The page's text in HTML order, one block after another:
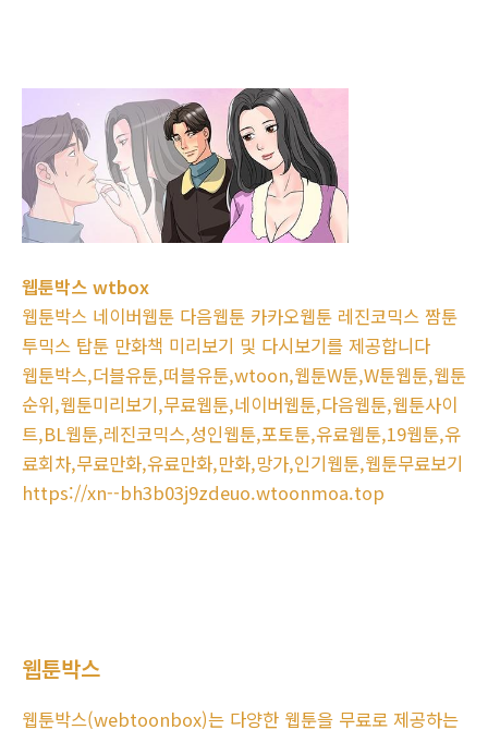
웹툰박스 wtbox
웹툰박스 네이버웹툰 다음웹툰 카카오웹툰 레진코믹스 짬툰
투믹스 탑툰 만화책 미리보기 및 다시보기를 제공합니다
웹툰박스,더블유툰,떠블유툰,wtoon,웹툰W툰,W툰웹툰,웹툰
순위,웹툰미리보기,무료웹툰,네이버웹툰,다음웹툰,웹툰사이
트,BL웹툰,레진코믹스,성인웹툰,포토툰,유료웹툰,19웹툰,유
료회차,무료만화,유료만화,만화,망가,인기웹툰,웹툰무료보기
https://xn--bh3b03j9zdeuo.wtoonmoa.top
웹툰박스
웹툰박스(webtoonbox)는 다양한 웹툰을 무료로 제공하는